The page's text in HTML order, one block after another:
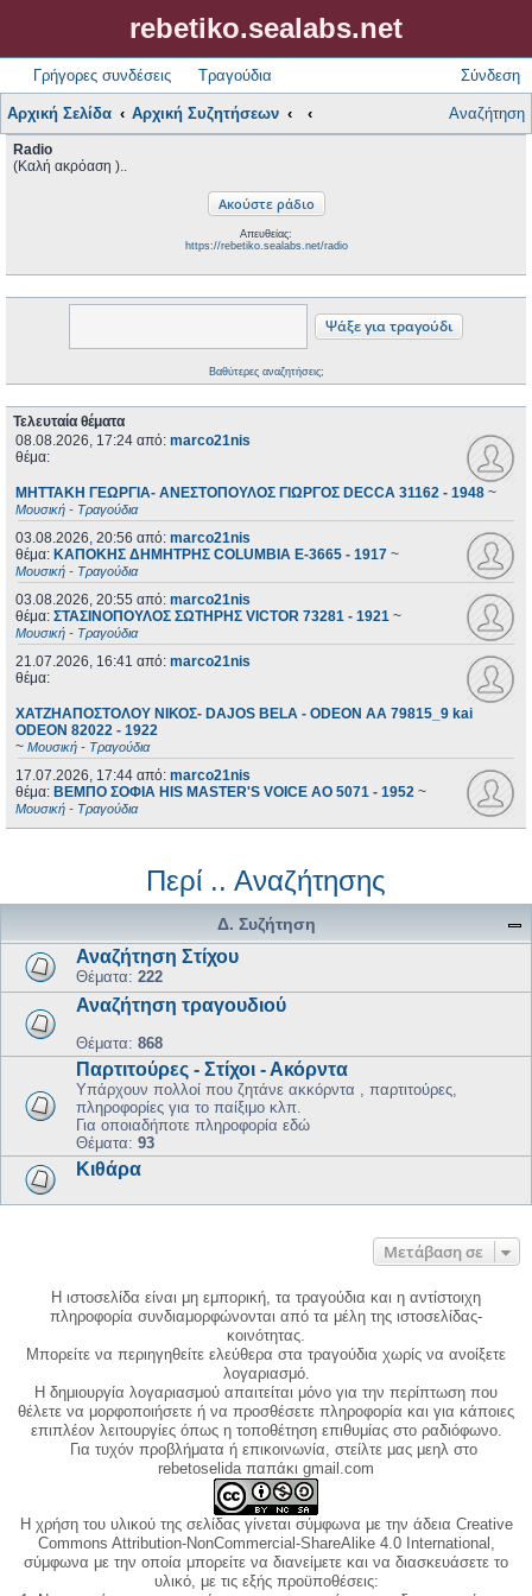
rebetiko.sealabs.net
Γρήγορες συνδέσεις Τραγούδια Σύνδεση
Αρχική Σελίδα Αρχική Συζητήσεων Αναζήτηση
Radio
(Καλή ακρόαση )..
Απευθείας:
https://rebetiko.sealabs.net/radio
Βαθύτερες αναζητήσεις;
Τελευταία θέματα
08.08.2026, 17:24 από: marco21nis
θέμα:
ΜΗΤΤΑΚΗ ΓΕΩΡΓΙΑ- ΑΝΕΣΤΟΠΟΥΛΟΣ ΓΙΩΡΓΟΣ DECCA 31162 - 1948 ~
Μουσική - Τραγούδια
03.08.2026, 20:56 από: marco21nis
θέμα: ΚΑΠΟΚΗΣ ΔΗΜΗΤΡΗΣ COLUMBIA E-3665 - 1917 ~
Μουσική - Τραγούδια
03.08.2026, 20:55 από: marco21nis
θέμα: ΣΤΑΣΙΝΟΠΟΥΛΟΣ ΣΩΤΗΡΗΣ VICTOR 73281 - 1921 ~
Μουσική - Τραγούδια
21.07.2026, 16:41 από: marco21nis
θέμα:
ΧΑΤΖΗΑΠΟΣΤΟΛΟΥ ΝΙΚΟΣ- DAJOS BELA - ODEON AA 79815_9 kai
ODEON 82022 - 1922
~ Μουσική - Τραγούδια
17.07.2026, 17:44 από: marco21nis
θέμα: ΒΕΜΠΟ ΣΟΦΙΑ HIS MASTER'S VOICE AO 5071 - 1952 ~
Μουσική - Τραγούδια
Περί .. Αναζήτησης
Δ. Συζήτηση
Αναζήτηση Στίχου
Θέματα: 222
Αναζήτηση τραγουδιού
Θέματα: 868
Παρτιτούρες - Στίχοι - Ακόρντα
Υπάρχουν πολλοί που ζητάνε ακκόρντα , παρτιτούρες,
πληροφορίες για το παίξιμο κλπ.
Για οποιαδήποτε πληροφορία εδώ
Θέματα: 93
Κιθάρα
Μετάβαση σε
Η ιστοσελίδα είναι μη εμπορική, τα τραγούδια και η αντίστοιχη
πληροφορία συνδιαμορφώνονται από τα μέλη της ιστοσελίδας-
κοινότητας.
Μπορείτε να περιηγηθείτε ελεύθερα στα τραγούδια χωρίς να ανοίξετε
λογαριασμό.
Η δημιουργία λογαριασμού απαιτείται μόνο για την περίπτωση που
θέλετε να μορφοποιήσετε ή να προσθέσετε πληροφορία και για κάποιες
επιπλέον λειτουργίες όπως η τοποθέτηση επιθυμίας στο ραδιόφωνο.
Για τυχόν προβλήματα ή επικοινωνία, στείλτε μας μεηλ στο
rebetoselida παπάκι gmail.com
Η χρήση του υλικού της σελίδας γίνεται σύμφωνα με την άδεια Creative
Commons Attribution-NonCommercial-ShareAlike 4.0 International,
σύμφωνα με την οποία μπορείτε να διανείμετε και να διασκευάσετε το
υλικό, με τις εξής προϋποθέσεις: